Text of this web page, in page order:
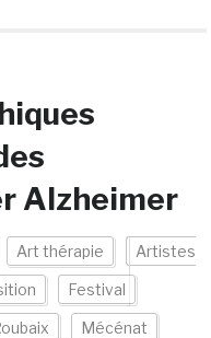
Alzheimer
Art thérapie Artistes
Festival
Mécénat